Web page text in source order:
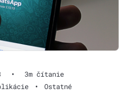
•
3m čítanie
• Ostatné